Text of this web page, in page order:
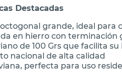
Destacadas
grande, ideal para
en hierro con terminación
de 100 Grs que facilita
nacional de alta calidad
perfecta para uso